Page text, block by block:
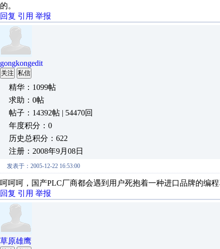
的。
回复 引用 举报
gongkongedit
关注 私信
精华：1099帖
求助：0帖
帖子：14392帖 | 54470回
年度积分：0
历史总积分：622
注册：2008年9月08日
发表于：2005-12-22 16:53:00
呵呵呵，国产PLC厂商都会遇到用户死抱着一种进口品牌的编
回复 引用 举报
草原雄鹰